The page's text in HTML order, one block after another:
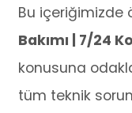
Bu içeriğimizde
Bakımı | 7/24
konusuna
tüm teknik